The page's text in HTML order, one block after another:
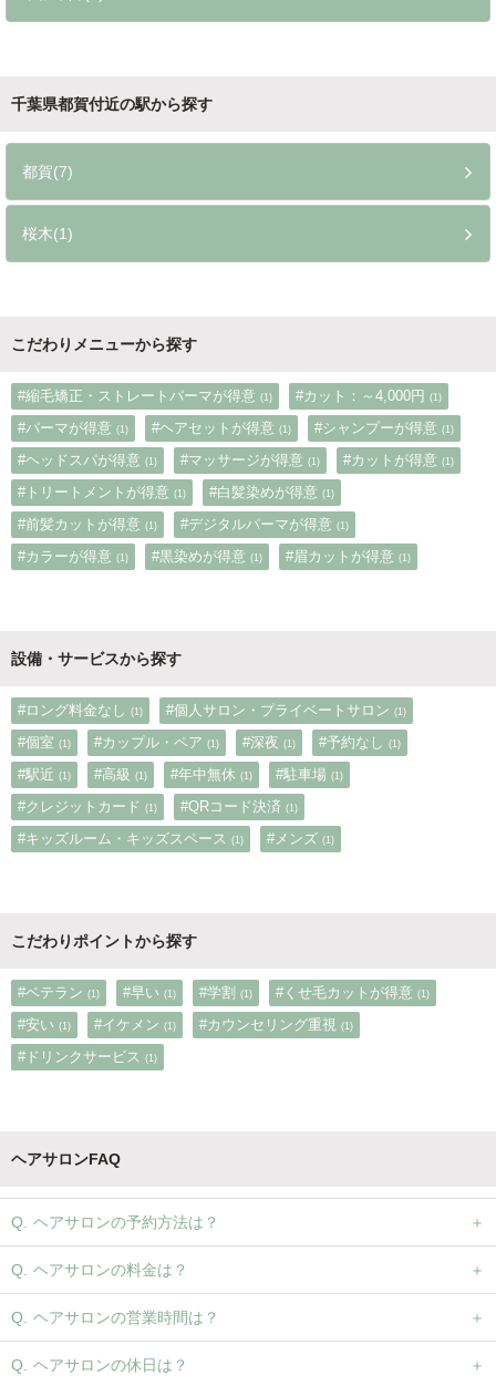
千葉県都賀付近の駅から探す
都賀(7)
桜木(1)
こだわりメニューから探す
#縮毛矯正・ストレートパーマが得意 (1) #カット：～4,000円 (1)
#パーマが得意 (1) #ヘアセットが得意 (1) #シャンプーが得意 (1)
#ヘッドスパが得意 (1) #マッサージが得意 (1) #カットが得意 (1)
#トリートメントが得意 (1) #白髪染めが得意 (1)
#前髪カットが得意 (1) #デジタルパーマが得意 (1)
#カラーが得意 (1) #黒染めが得意 (1) #眉カットが得意 (1)
設備・サービスから探す
#ロング料金なし (1) #個人サロン・プライベートサロン (1)
#個室 (1) #カップル・ペア (1) #深夜 (1) #予約なし (1)
#駅近 (1) #高級 (1) #年中無休 (1) #駐車場 (1)
#クレジットカード (1) #QRコード決済 (1)
#キッズルーム・キッズスペース (1) #メンズ (1)
こだわりポイントから探す
#ベテラン (1) #早い (1) #学割 (1) #くせ毛カットが得意 (1)
#安い (1) #イケメン (1) #カウンセリング重視 (1)
#ドリンクサービス (1)
ヘアサロンFAQ
ヘアサロンの予約方法は？
ヘアサロンの料金は？
ヘアサロンの営業時間は？
ヘアサロンの休日は？